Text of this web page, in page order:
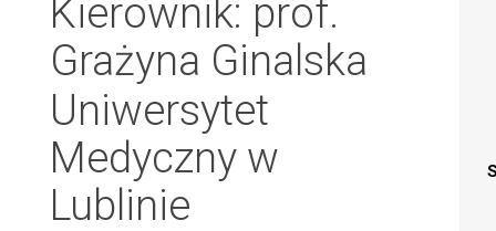
Kierownik: prof.
Grażyna Ginalska
Uniwersytet
Medyczny w
Lublinie